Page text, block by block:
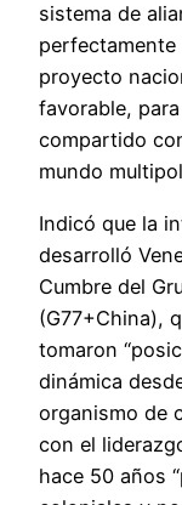
sistema de
proyecto
favorable,
compartido
mundo
Indicó que la
desarrolló
Cumbre del
(G77+China),
tomaron
dinámica
organismo de
con el
hace 50 años